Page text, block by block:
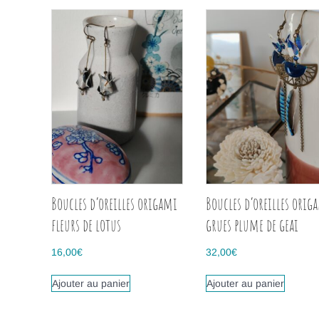
Boucles d’oreilles origami
fleurs de lotus
16,00€
Ajouter au panier
Boucles d’oreilles
grues plume de geai
32,00€
Ajouter au panier